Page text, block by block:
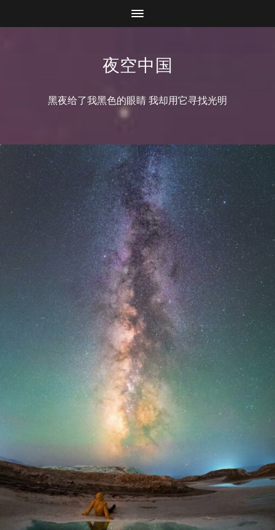
夜空中国
黑夜给了我黑色的眼睛 我却用它寻找光明